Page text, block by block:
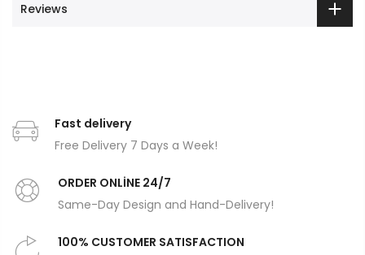
Reviews
Fast delivery
Free Delivery 7 Days a Week!
ORDER ONLİNE 24/7
Same-Day Design and Hand-Delivery!
100% CUSTOMER SATISFACTION